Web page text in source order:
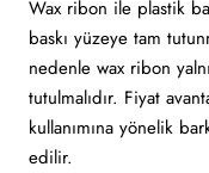
Wax ribon ile plastik
baskı yüzeye tam
nedenle wax ribon
tutulmalıdır. Fiyat
kullanımına yönelik
edilir.